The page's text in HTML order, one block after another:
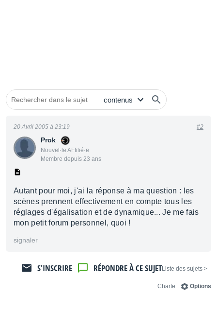
Prok
Nouvel·le AFfilié·e
Membre depuis 23 ans
20 Avril 2005 à 23:19 #2
Autant pour moi, j'ai la réponse à ma question : les
scènes prennent effectivement en compte tous les
réglages d'égalisation et de dynamique... Je me fais
mon petit forum personnel, quoi !
signaler
< Liste des sujets
RÉPONDRE À CE SUJET
S'INSCRIRE
Options
Charte